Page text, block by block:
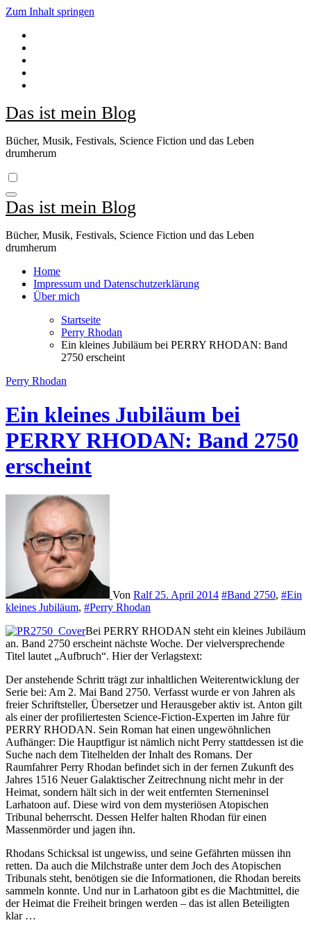
Zum Inhalt springen
Das ist mein Blog
Bücher, Musik, Festivals, Science Fiction und das Leben
drumherum
Das ist mein Blog
Bücher, Musik, Festivals, Science Fiction und das Leben
drumherum
Home
Impressum und Datenschutzerklärung
Über mich
Startseite
Perry Rhodan
Ein kleines Jubiläum bei PERRY RHODAN: Band
2750 erscheint
Perry Rhodan
Ein kleines Jubiläum bei
PERRY RHODAN: Band 2750
erscheint
Von Ralf 25. April 2014 #Band 2750, #Ein
kleines Jubiläum, #Perry Rhodan
Bei PERRY RHODAN steht ein kleines Jubiläum
an. Band 2750 erscheint nächste Woche. Der vielversprechende
Titel lautet „Aufbruch“. Hier der Verlagstext:
Der anstehende Schritt trägt zur inhaltlichen Weiterentwicklung der
Serie bei: Am 2. Mai Band 2750. Verfasst wurde er von Jahren als
freier Schriftsteller, Übersetzer und Herausgeber aktiv ist. Anton gilt
als einer der profiliertesten Science-Fiction-Experten im Jahre für
PERRY RHODAN. Sein Roman hat einen ungewöhnlichen
Aufhänger: Die Hauptfigur ist nämlich nicht Perry stattdessen ist die
Suche nach dem Titelhelden der Inhalt des Romans. Der
Raumfahrer Perry Rhodan befindet sich in der fernen Zukunft des
Jahres 1516 Neuer Galaktischer Zeitrechnung nicht mehr in der
Heimat, sondern hält sich in der weit entfernten Sterneninsel
Larhatoon auf. Diese wird von dem mysteriösen Atopischen
Tribunal beherrscht. Dessen Helfer halten Rhodan für einen
Massenmörder und jagen ihn.
Rhodans Schicksal ist ungewiss, und seine Gefährten müssen ihn
retten. Da auch die Milchstraße unter dem Joch des Atopischen
Tribunals steht, benötigen sie die Informationen, die Rhodan bereits
sammeln konnte. Und nur in Larhatoon gibt es die Machtmittel, die
der Heimat die Freiheit bringen werden – das ist allen Beteiligten
klar …